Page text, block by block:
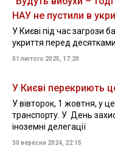
НАУ не пустили в
У Києві під час загрози
укриття перед
01 лютого 2025, 17:20
У Києві перекриють
У вівторок, 1 жовтня, у
транспорту. У День
іноземні делегації
30 вересня 2024, 22:15